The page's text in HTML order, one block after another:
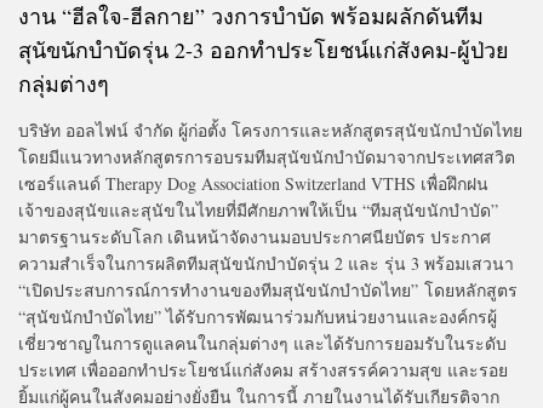
งาน “ฮีลใจ-ฮีลกาย” วงการบำบัด พร้อมผลักดันทีม
สุนัขนักบำบัดรุ่น 2-3 ออกทำประโยชน์แก่สังคม-ผู้ป่วย
กลุ่มต่างๆ
บริษัท ออลไฟน์ จำกัด ผู้ก่อตั้ง โครงการและหลักสูตรสุนัขนักบำบัดไทย
โดยมีแนวทางหลักสูตรการอบรมทีมสุนัขนักบำบัดมาจากประเทศสวิต
เซอร์แลนด์ Therapy Dog Association Switzerland VTHS เพื่อฝึกฝน
เจ้าของสุนัขและสุนัขในไทยที่มีศักยภาพให้เป็น “ทีมสุนัขนักบำบัด”
มาตรฐานระดับโลก เดินหน้าจัดงานมอบประกาศนียบัตร ประกาศ
ความสำเร็จในการผลิตทีมสุนัขนักบำบัดรุ่น 2 และ รุ่น 3 พร้อมเสวนา
“เปิดประสบการณ์การทำงานของทีมสุนัขนักบำบัดไทย” โดยหลักสูตร
“สุนัขนักบำบัดไทย” ได้รับการพัฒนาร่วมกับหน่วยงานและองค์กรผู้
เชี่ยวชาญในการดูแลคนในกลุ่มต่างๆ และได้รับการยอมรับในระดับ
ประเทศ เพื่อออกทำประโยชน์แก่สังคม สร้างสรรค์ความสุข และรอย
ยิ้มแก่ผู้คนในสังคมอย่างยั่งยืน ในการนี้ ภายในงานได้รับเกียรติจาก